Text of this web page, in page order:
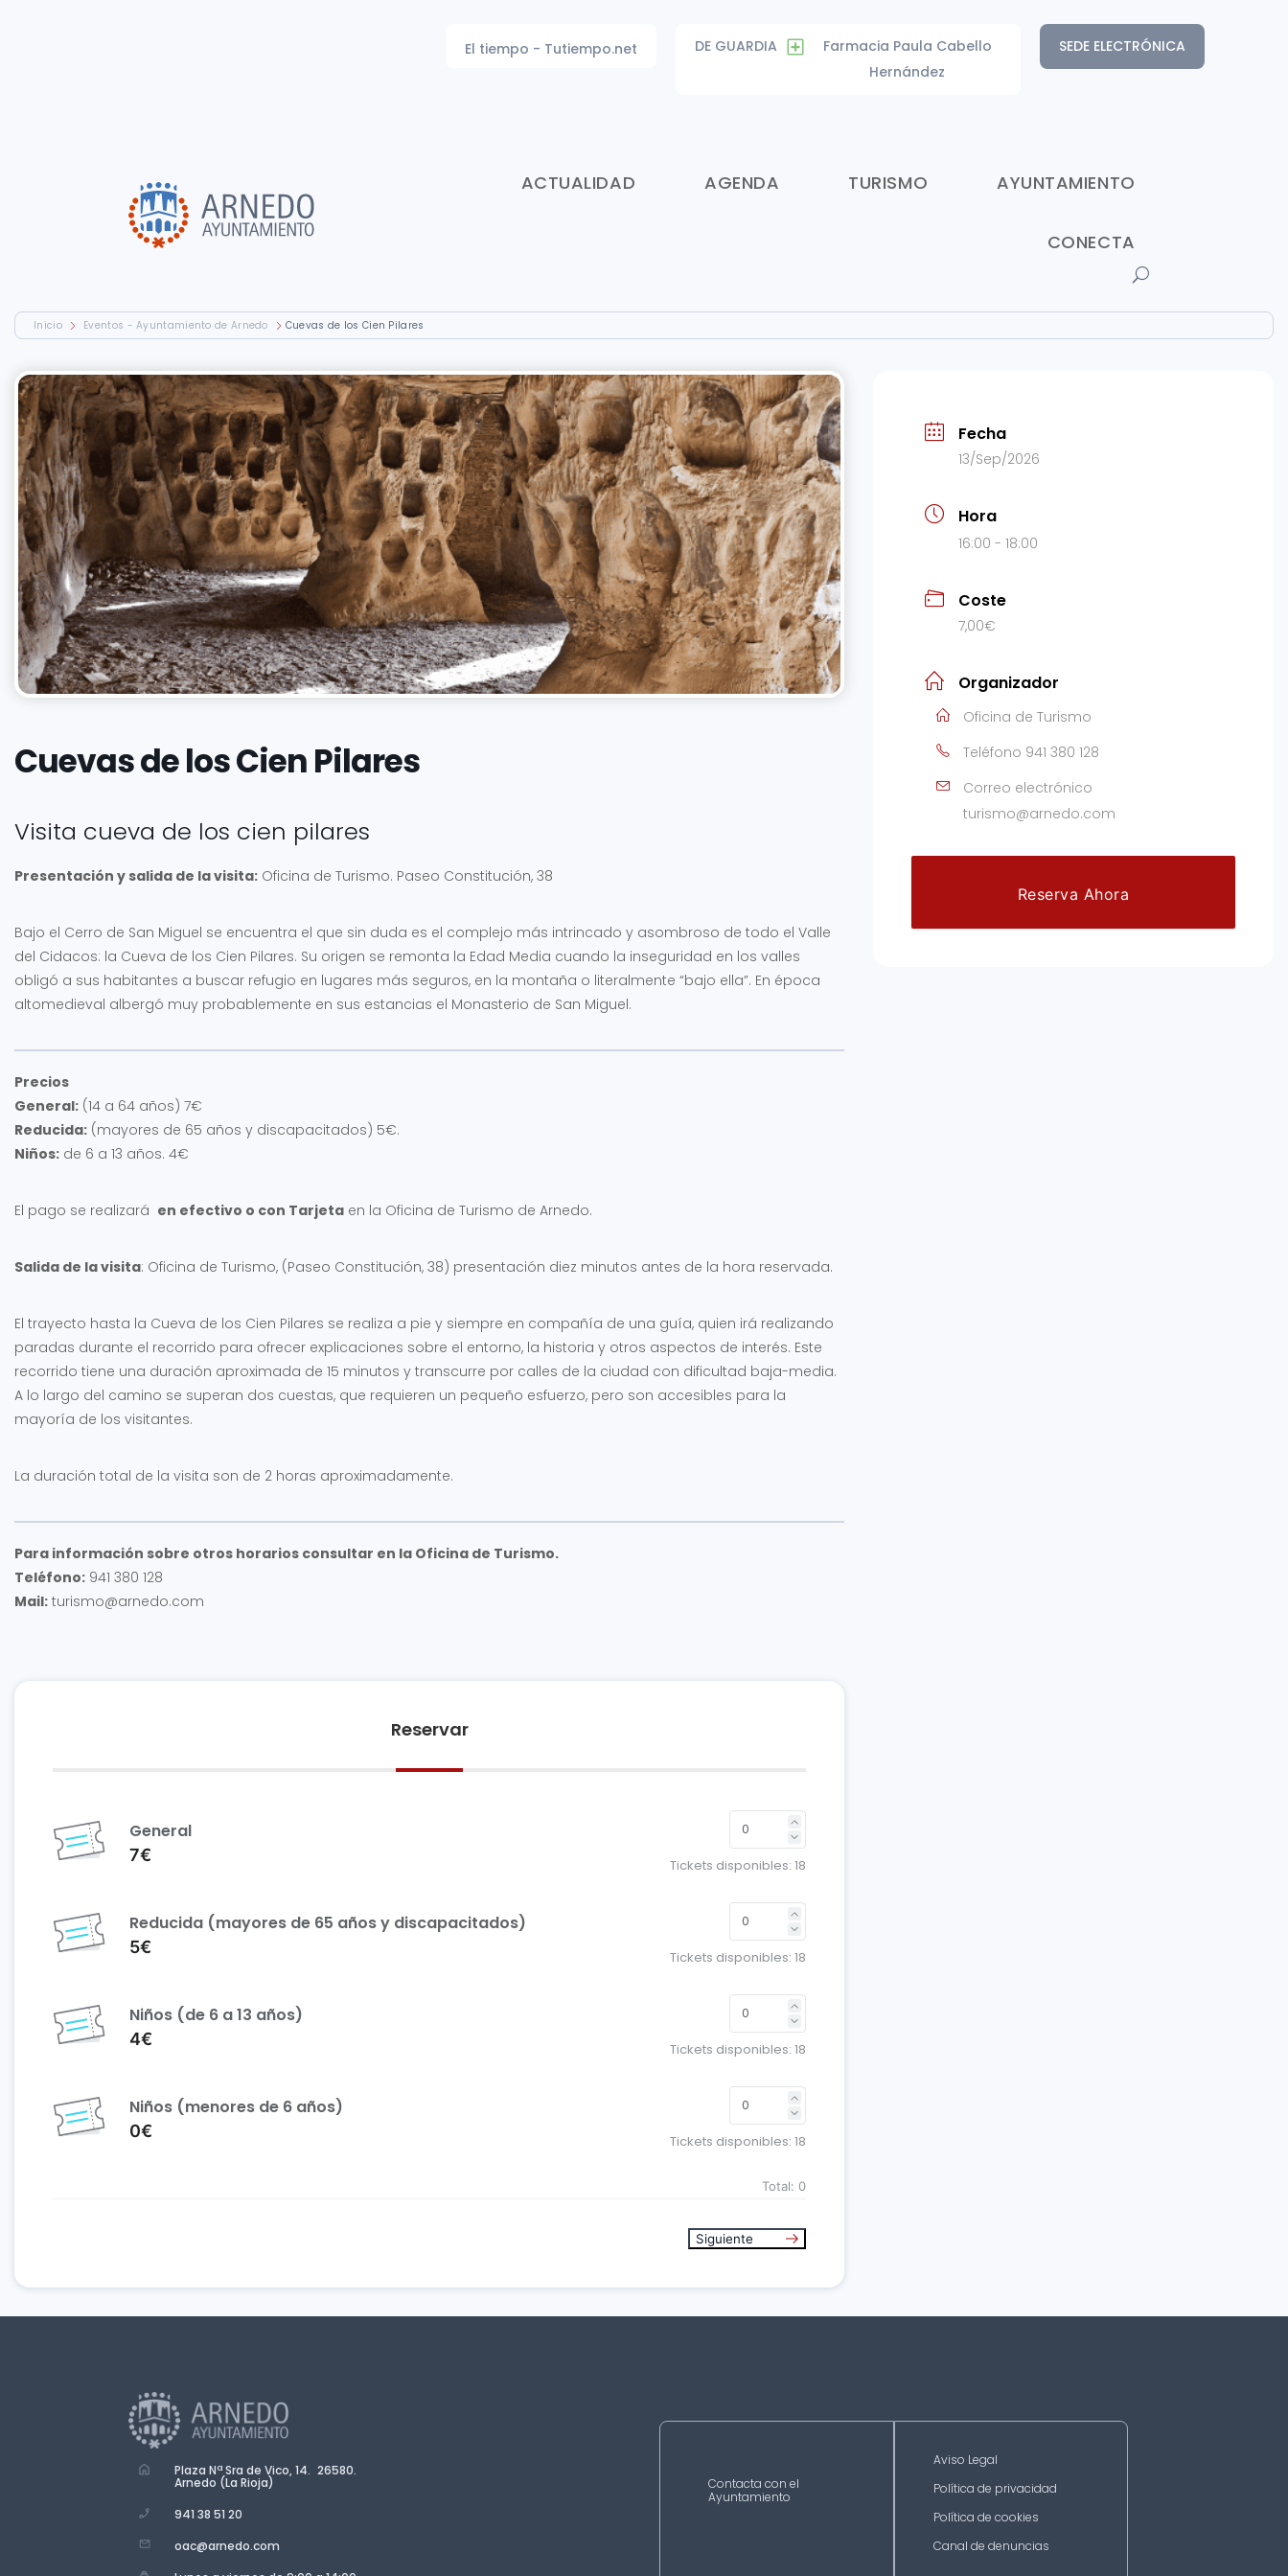
SEDE ELECTRÓNICA
DE GUARDIA
Farmacia Paula Cabello
Hernández
El tiempo - Tutiempo.net
ACTUALIDAD AGENDA TURISMO AYUNTAMIENTO
CONECTA
Inicio Eventos - Ayuntamiento de Arnedo Cuevas de los Cien Pilares
Cuevas de los Cien Pilares
Visita cueva de los cien pilares
Presentación y salida de la visita: Oficina de Turismo. Paseo Constitución, 38
Bajo el Cerro de San Miguel se encuentra el que sin duda es el complejo más intrincado y asombroso de todo el Valle
del Cidacos: la Cueva de los Cien Pilares. Su origen se remonta la Edad Media cuando la inseguridad en los valles
obligó a sus habitantes a buscar refugio en lugares más seguros, en la montaña o literalmente “bajo ella”. En época
altomedieval albergó muy probablemente en sus estancias el Monasterio de San Miguel.
Precios
General: (14 a 64 años) 7€
Reducida: (mayores de 65 años y discapacitados) 5€.
Niños: de 6 a 13 años. 4€
El pago se realizará en efectivo o con Tarjeta en la Oficina de Turismo de Arnedo.
Salida de la visita: Oficina de Turismo, (Paseo Constitución, 38) presentación diez minutos antes de la hora reservada.
El trayecto hasta la Cueva de los Cien Pilares se realiza a pie y siempre en compañía de una guía, quien irá realizando
paradas durante el recorrido para ofrecer explicaciones sobre el entorno, la historia y otros aspectos de interés. Este
recorrido tiene una duración aproximada de 15 minutos y transcurre por calles de la ciudad con dificultad baja-media.
A lo largo del camino se superan dos cuestas, que requieren un pequeño esfuerzo, pero son accesibles para la
mayoría de los visitantes.
La duración total de la visita son de 2 horas aproximadamente.
Para información sobre otros horarios consultar en la Oficina de Turismo.
Teléfono: 941 380 128
Mail: turismo@arnedo.com
Reservar
General
7€
Tickets disponibles: 18
Reducida (mayores de 65 años y discapacitados)
5€
Tickets disponibles: 18
Niños (de 6 a 13 años)
4€
Tickets disponibles: 18
Niños (menores de 6 años)
0€
Tickets disponibles: 18
Total: 0
Siguiente
Fecha
13/Sep/2026
Hora
16:00 - 18:00
Coste
7,00€
Organizador
Oficina de Turismo
Teléfono 941 380 128
Correo electrónico
turismo@arnedo.com
Reserva Ahora
Plaza Nª Sra de Vico, 14. 26580.
Arnedo (La Rioja)
941 38 51 20
oac@arnedo.com
Contacta con el
Ayuntamiento
Aviso Legal
Política de privacidad
Política de cookies
Canal de denuncias